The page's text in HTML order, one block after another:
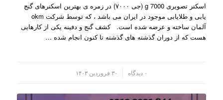
اسکنر تصویری g 7000 (جی ۷۰۰۰) در زمره ی بهترین اسکنرهای گنج
یابی و طلایابی موجود در ایران می باشد ، که توسط شرکت okm
آلمان ساخته و عرضه شده است. کشف گنج و دفینه یکی از کارهایی
هست که از دوران گذشته های گذشته تا کنون انجام شده …
۰ دیدگاه ۳۰ فروردین ۱۴۰۳